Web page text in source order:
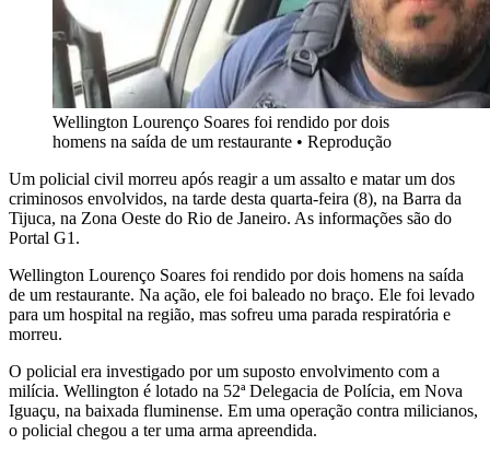
Wellington Lourenço Soares foi rendido por dois
homens na saída de um restaurante • Reprodução
Um policial civil morreu após reagir a um assalto e matar um dos
criminosos envolvidos, na tarde desta quarta-feira (8), na Barra da
Tijuca, na Zona Oeste do Rio de Janeiro. As informações são do
Portal G1.
Wellington Lourenço Soares foi rendido por dois homens na saída
de um restaurante. Na ação, ele foi baleado no braço. Ele foi levado
para um hospital na região, mas sofreu uma parada respiratória e
morreu.
O policial era investigado por um suposto envolvimento com a
milícia. Wellington é lotado na 52ª Delegacia de Polícia, em Nova
Iguaçu, na baixada fluminense. Em uma operação contra milicianos,
o policial chegou a ter uma arma apreendida.